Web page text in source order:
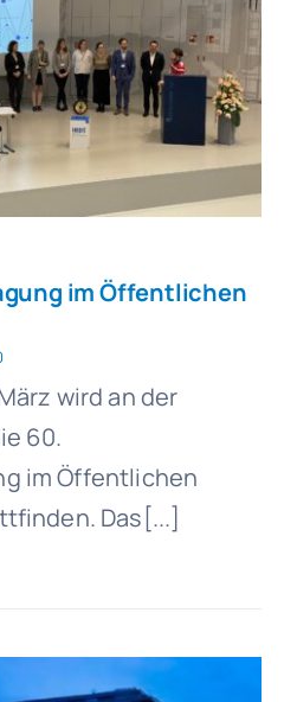
im Öffentlichen
wird an der
60.
im Öffentlichen
Das[...]